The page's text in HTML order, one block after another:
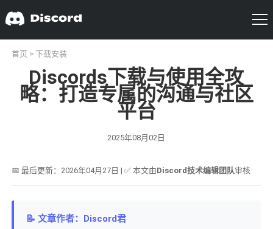
首页 > 下载安装
Discords下载与使用全攻
略：打造专属的沟通与社区
平台
2025年08月02日
📅 最后更新：2026年04月27日 | ✅ 本文由Discord技术编辑团队审核
📝 文章作者：Discord君